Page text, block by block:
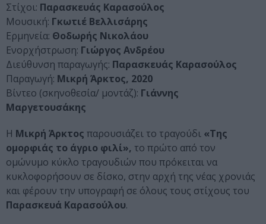
Στίχοι: Παρασκευάς Καρασούλος
Μουσική: Γκωτιέ Βελλισάρης
Ερμηνεία: Θοδωρής Νικολάου
Ενορχήστρωση: Γιώργος Ανδρέου
Διεύθυνση παραγωγής: Παρασκευάς Καρασούλος
Παραγωγή: Μικρή Άρκτος, 2020
Βίντεο (σκηνοθεσία/ μοντάζ): Γιάννης
Μαργετουσάκης
Η Μικρή Άρκτος παρουσιάζει το τραγούδι «Της
ομορφιάς το άγριο φιλί», το πρώτο από τον
ομώνυμο κύκλο τραγουδιών που πρόκειται να
κυκλοφορήσουν σε δίσκο, στην αρχή της νέας χρονιάς
και φέρουν την υπογραφή σε όλους τους στίχους του
Παρασκευά Καρασούλου.